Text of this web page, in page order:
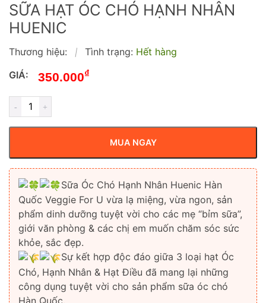
SỮA HẠT ÓC CHÓ HẠNH NHÂN
HUENIC
Thương hiệu: | Tình trạng: Hết hàng
GIÁ:
350.000₫
MUA NGAY
Sữa Óc Chó Hạnh Nhân Huenic Hàn
Quốc Veggie For U vừa lạ miệng, vừa ngon, sản
phẩm dinh dưỡng tuyệt vời cho các mẹ “bỉm sữa”,
giới văn phòng & các chị em muốn chăm sóc sức
khỏe, sắc đẹp.
Sự kết hợp độc đáo giữa 3 loại hạt Óc
Chó, Hạnh Nhân & Hạt Điều đã mang lại những
công dụng tuyệt vời cho sản phẩm sữa óc chó
Hàn Quốc.